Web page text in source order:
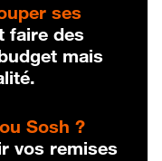
ses
faire des
mais
Sosh ?
vos remises